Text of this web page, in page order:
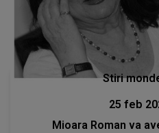
Stiri
25 feb
Mioara Roman va